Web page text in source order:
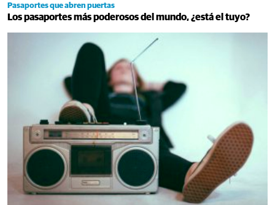
Pasaportes que abren puertas
Los pasaportes más poderosos del mundo, ¿está el tuyo?